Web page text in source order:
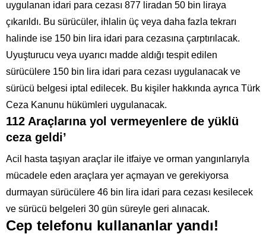
uygulanan idari para cezası 877 liradan 50 bin liraya
çıkarıldı. Bu sürücüler, ihlalin üç veya daha fazla tekrarı
halinde ise 150 bin lira idari para cezasına çarptırılacak.
Uyuşturucu veya uyarıcı madde aldığı tespit edilen
sürücülere 150 bin lira idari para cezası uygulanacak ve
sürücü belgesi iptal edilecek. Bu kişiler hakkında ayrıca Türk
Ceza Kanunu hükümleri uygulanacak.
112 Araçlarına yol vermeyenlere de yüklü
ceza geldi’
Acil hasta taşıyan araçlar ile itfaiye ve orman yangınlarıyla
mücadele eden araçlara yer açmayan ve gerekiyorsa
durmayan sürücülere 46 bin lira idari para cezası kesilecek
ve sürücü belgeleri 30 gün süreyle geri alınacak.
Cep telefonu kullananlar yandı!